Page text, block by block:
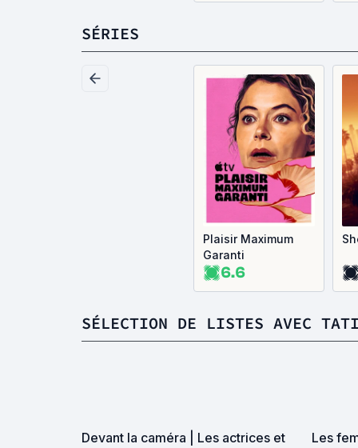
SÉRIES
Plaisir Maximum
Garanti
6.6
SÉLECTION DE LISTES AVEC
Devant la caméra | Les actrices et
Les